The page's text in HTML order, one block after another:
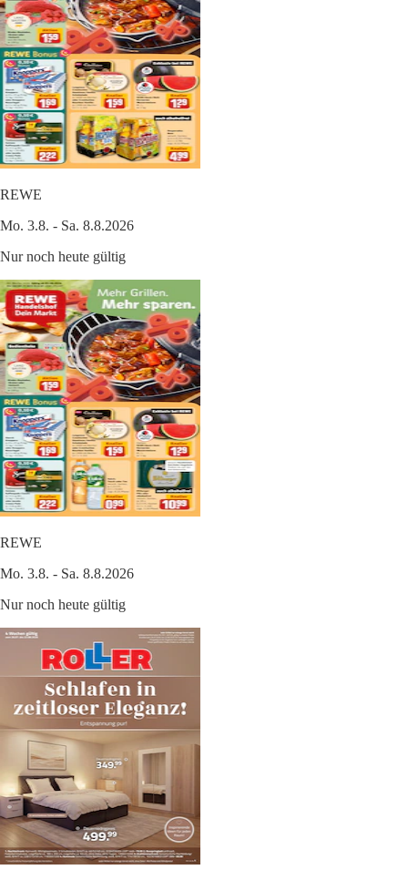
REWE
Mo. 3.8. - Sa. 8.8.2026
Nur noch heute gültig
REWE
Mo. 3.8. - Sa. 8.8.2026
Nur noch heute gültig